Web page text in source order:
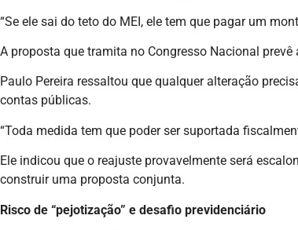
“Se ele sai do teto do MEI, ele tem que pagar um
A proposta que tramita no Congresso Nacional
Paulo Pereira ressaltou que qualquer alteração
contas públicas.
“Toda medida tem que poder ser suportada
Ele indicou que o reajuste provavelmente será
construir uma proposta conjunta.
Risco de “pejotização” e desafio previdenciário